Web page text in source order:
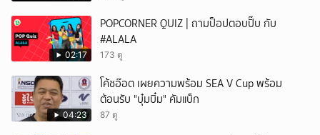
02:17
POPCORNER QUIZ | ถามป็อปตอบปั๊บ กับ
#ALALA
173 ดู
04:23
โค้ชอ๊อต เผยความพร้อม SEA V Cup พร้อม
ต้อนรับ "บุ๋มบิ๋ม" คัมแบ็ก
87 ดู